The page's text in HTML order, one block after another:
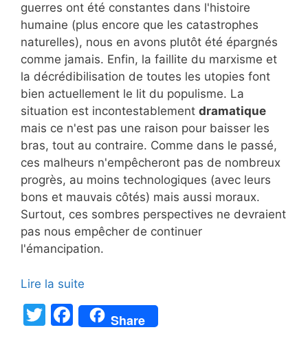
guerres ont été constantes dans l'histoire
humaine (plus encore que les catastrophes
naturelles), nous en avons plutôt été épargnés
comme jamais. Enfin, la faillite du marxisme et
la décrédibilisation de toutes les utopies font
bien actuellement le lit du populisme. La
situation est incontestablement dramatique
mais ce n'est pas une raison pour baisser les
bras, tout au contraire. Comme dans le passé,
ces malheurs n'empêcheront pas de nombreux
progrès, au moins technologiques (avec leurs
bons et mauvais côtés) mais aussi moraux.
Surtout, ces sombres perspectives ne devraient
pas nous empêcher de continuer
l'émancipation.
Lire la suite
T
F
a
Share